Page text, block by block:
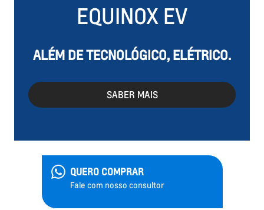
EQUINOX EV
ALÉM DE TECNOLÓGICO, ELÉTRICO.
SABER MAIS
QUERO COMPRAR
Fale com nosso consultor